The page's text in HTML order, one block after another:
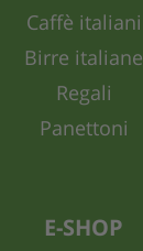
Caffè italiani
Birre italiane
Regali
Panettoni
E-SHOP